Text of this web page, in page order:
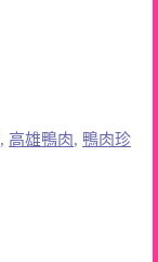
, 高雄鴨肉, 鴨肉珍